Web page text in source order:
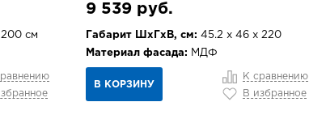
200 см
9 539 руб.
Габарит ШхГхВ, см: 45.2 х 46 х 220
Материал фасада: МДФ
В КОРЗИНУ
К сравнению
В избранное